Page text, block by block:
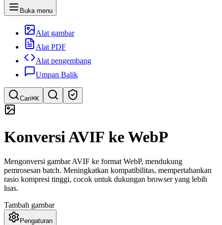
Buka menu
Alat gambar
Alat PDF
Alat pengembang
Umpan Balik
Cari⌘K
Pencarian cepat untuk alat
Konversi AVIF ke WebP
Mengonversi gambar AVIF ke format WebP, mendukung
pemrosesan batch. Meningkatkan kompatibilitas, mempertahankan
rasio kompresi tinggi, cocok untuk dukungan browser yang lebih
luas.
Tambah gambar
Pengaturan